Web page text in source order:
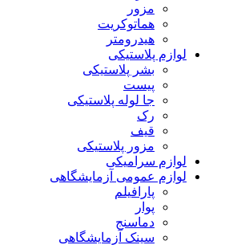
مزور
هماتوکریت
هیدرومتر
لوازم پلاستیکی
بشر پلاستیکی
پیست
جا لوله پلاستیکی
رک
قیف
مزور پلاستیکی
لوازم سرامیکی
لوازم عمومی آزمایشگاهی
پارافیلم
پوار
دماسنج
سینک آزمایشگاهی